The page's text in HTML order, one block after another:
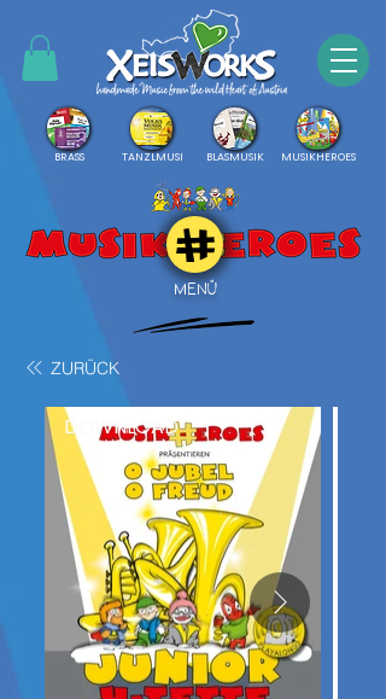
BRASS TANZLMUSI BLASMUSIK MUSIKHEROES
MENÜ
ZURÜCK
DOWNLOAD